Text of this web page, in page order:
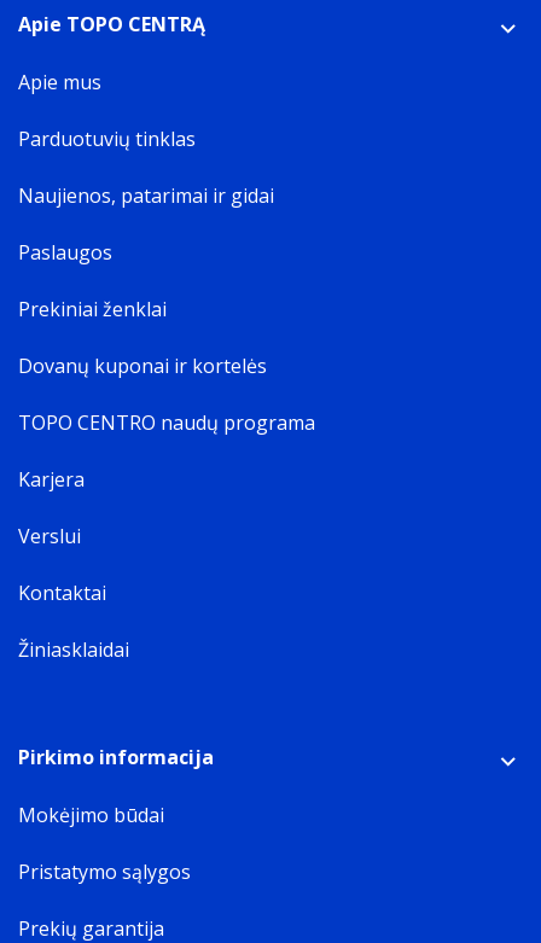
Apie TOPO CENTRĄ
Apie mus
Parduotuvių tinklas
Naujienos, patarimai ir gidai
Paslaugos
Prekiniai ženklai
Dovanų kuponai ir kortelės
TOPO CENTRO naudų programa
Karjera
Verslui
Kontaktai
Žiniasklaidai
Pirkimo informacija
Mokėjimo būdai
Pristatymo sąlygos
Prekių garantija